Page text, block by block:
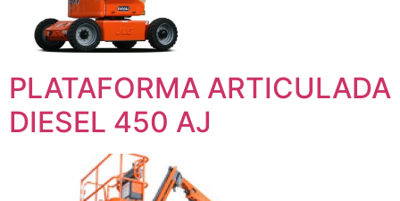
PLATAFORMA ARTICULADA
DIESEL 450 AJ